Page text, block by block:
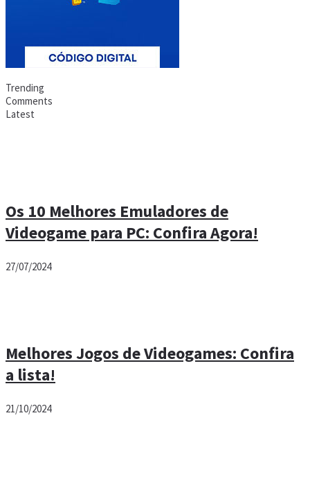
Trending
Comments
Latest
Os 10 Melhores Emuladores de
Videogame para PC: Confira Agora!
27/07/2024
Melhores Jogos de Videogames: Confira
a lista!
21/10/2024